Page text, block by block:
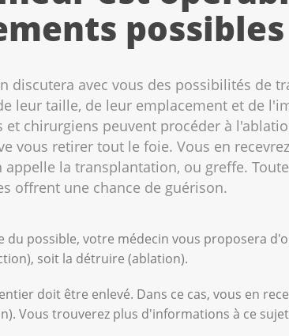
possibles
discutera avec vous des possibilités de
leur taille, de leur emplacement et de
et chirurgiens peuvent procéder à
vous retirer tout le foie. Vous en
appelle la transplantation, ou greffe.
offrent une chance de guérison.
du possible, votre médecin vous proposera
soit la détruire (ablation).
doit être enlevé. Dans ce cas, vous en
Vous trouverez plus d'informations à ce